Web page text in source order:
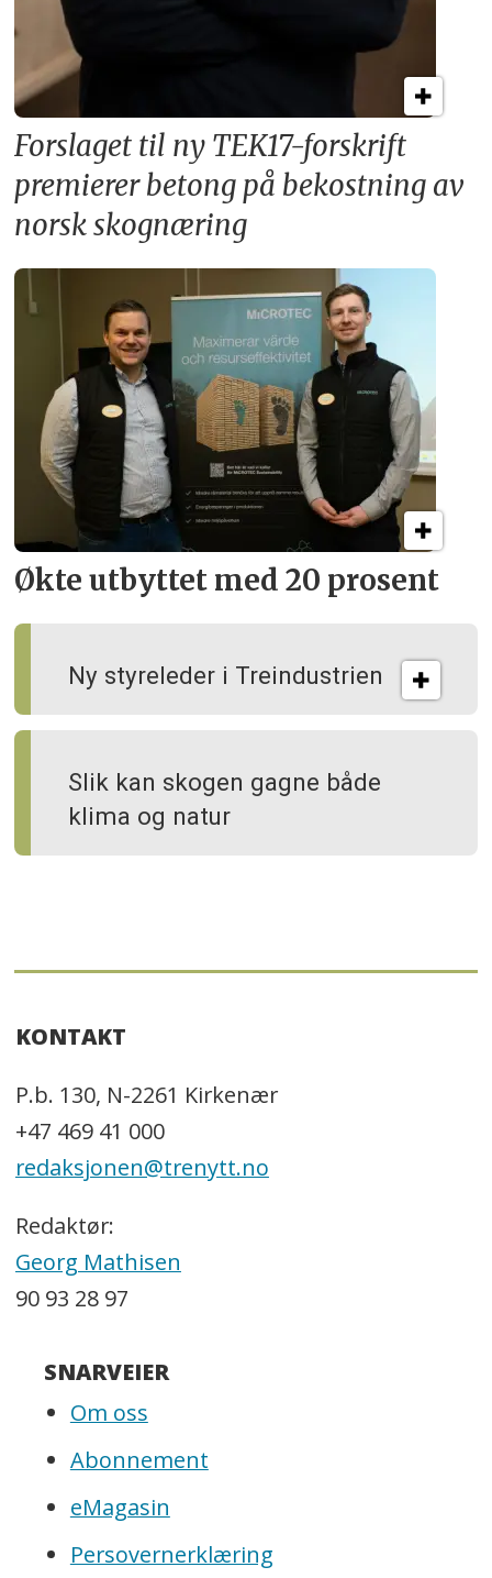
Forslaget til ny TEK17-forskrift
premierer betong på bekostning av
norsk skognæring
Økte utbyttet med 20 prosent
Ny styreleder i Treindustrien
Slik kan skogen gagne både
klima og natur
KONTAKT
P.b. 130, N-2261 Kirkenær
+47 469 41 000
redaksjonen@trenytt.no
Redaktør:
Georg Mathisen
90 93 28 97
SNARVEIER
Om oss
Abonnement
eMagasin
Persovernerklæring